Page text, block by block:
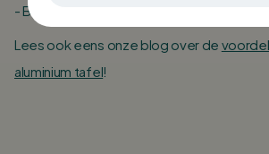
- Bezorging in NL, BE & DE.
Lees ook eens onze blog over de
aluminium tafel!